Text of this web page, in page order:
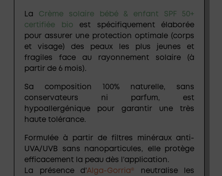
La Crème solaire bébé & enfant SPF 50+
certifiée bio est spécifiquement élaborée
pour assurer une protection optimale (corps
et visage) des peaux les plus jeunes et
fragiles face au rayonnement solaire (à
partir de 6 mois).
Sa composition 100% naturelle, sans
conservateurs ni parfum, est
hypoallergénique pour garantir une très
haute tolérance.
Formulée à partir de filtres minéraux anti-
UVA/UVB sans nanoparticules, elle protège
efficacement la peau dès l’application.
La présence d’Alga-Gorria®
neutralise les